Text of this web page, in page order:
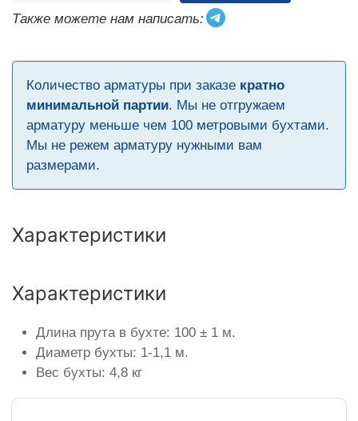
Также можете нам написать:
Количество арматуры при заказе кратно
минимальной партии. Мы не отгружаем
арматуру меньше чем 100 метровыми бухтами.
Мы не режем арматуру нужными вам
размерами.
Характеристики
Характеристики
Длина прута в бухте: 100 ± 1 м.
Диаметр бухты: 1-1,1 м.
Вес бухты: 4,8 кг